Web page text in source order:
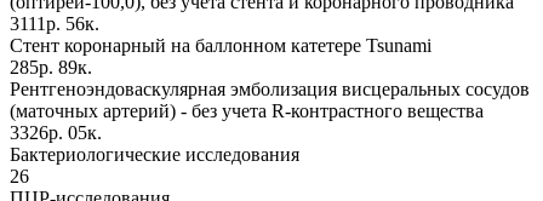
3111р. 56к.
Стент коронарный на баллонном катетере Tsunami
285р. 89к.
Рентгеноэндоваскулярная эмболизация висцеральных сосудов
(маточных артерий) - без учета R-контрастного вещества
3326р. 05к.
Бактериологические исследования
26